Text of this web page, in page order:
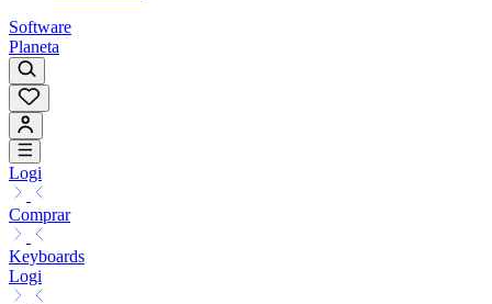
Software
Planeta
Logi
Comprar
Keyboards
Logi